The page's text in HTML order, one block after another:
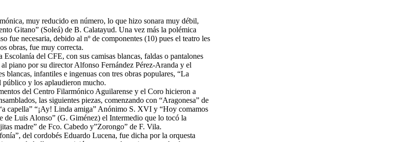
muy reducido en número, lo que hizo sonara muy débil,
Gitano” (Soleá) de B. Calatayud. Una vez más la polémica
fue necesaria, debido al nº de componentes (10) pues el teatro les
obras, fue muy correcta.
Escolanía del CFE, con sus camisas blancas, faldas o pantalones
piano por su director Alfonso Fernández Pérez-Aranda y el
blancas, infantiles e ingenuas con tres obras populares, “La
público y los aplaudieron mucho.
del Centro Filarmónico Aguilarense y el Coro hicieron a
las siguientes piezas, comenzando con “Aragonesa” de
capella” “¡Ay! Linda amiga” Anónimo S. XVI y “Hoy comamos
de Luis Alonso” (G. Giménez) el Intermedio que lo tocó la
madre” de Fco. Cabedo y”Zorongo” de F. Vila.
del cordobés Eduardo Lucena, fue dicha por la orquesta